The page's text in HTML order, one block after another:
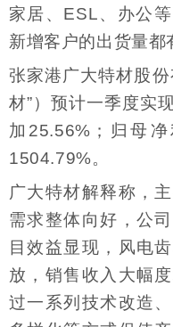
家居、ESL、办公
新增客户的出货量都
张家港广大特材股
材”）预计一季度实
加25.56%；归母
1504.79%。
广大特材解释称，
需求整体向好，公
目效益显现，风电
放，销售收入大幅
过一系列技术改造